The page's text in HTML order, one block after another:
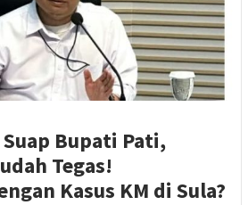
Suap Bupati Pati,
Tegas!
Kasus KM di Sula?